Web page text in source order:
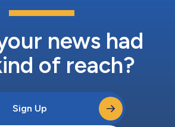
news had
of reach?
Sign Up